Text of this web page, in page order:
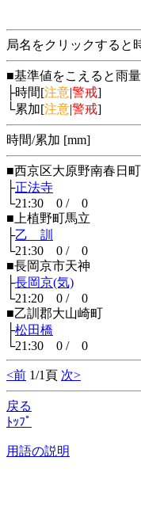
局名をクリックすると
■基準値をこえると雨
├時間[注意|警戒]
└累加[注意|警戒]
時間/累加 [mm]
■西京区大原野南春日町
├正法寺
└21:30 0 / 0
■上植野町馬立
├乙 訓
└21:30 0 / 0
■長岡京市天神
├長岡京(気)
└21:20 0 / 0
■乙訓郡大山崎町
├松田橋
└21:30 0 / 0
<前 1/1頁 次>
戻る
ﾄｯﾌﾟ
用語の説明